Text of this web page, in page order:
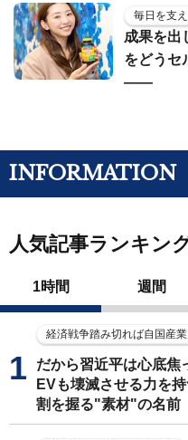
毎日を支
成果を出
をどうセ
——
INFORMATION
人気記事ランキン
1時間 週間
経済戦争踏み切れば自国産
だから習近平は心底
EVも壊滅させる力を
割を握る"素材"の名前